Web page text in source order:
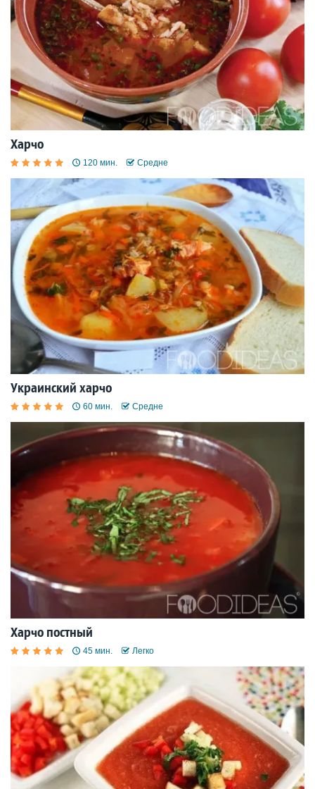
Харчо
120 мин. Средне
Украинский харчо
60 мин. Средне
Харчо постный
45 мин. Легко